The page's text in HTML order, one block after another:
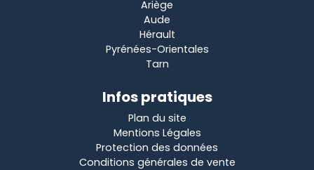
Ariège
Aude
Hérault
Pyrénées-Orientales
Tarn
Infos pratiques
Plan du site
Mentions Légales
Protection des données
Conditions générales de vente